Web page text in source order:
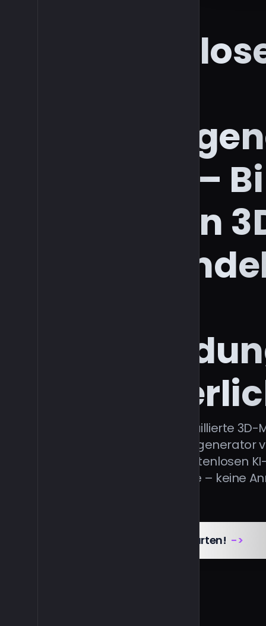
Online –
Sofort in
Erstellen Sie hochdetaillierte
mit dem KI 3D-Modellgenerator
Sie den schnellen, kostenlosen
Bildergenerator online – keine
Jetzt kostenlos starten! ->